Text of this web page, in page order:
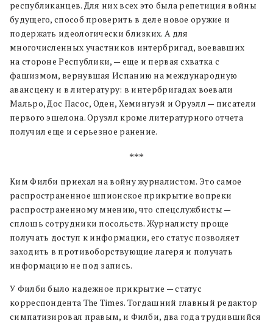
республиканцев. Для них всех это была репетиция войны
будущего, способ проверить в деле новое оружие и
подержать идеологически близких. А для
многочисленных участников интербригад, воевавших
на стороне Республики, — еще и первая схватка с
фашизмом, вернувшая Испанию на международную
авансцену и в литературу: в интербригадах воевали
Мальро, Дос Пасос, Оден, Хемингуэй и Оруэлл — писатели
первого эшелона. Оруэлл кроме литературного отчета
получил еще и серьезное ранение.
***
Ким Филби приехал на войну журналистом. Это самое
распространенное шпионское прикрытие вопреки
распространенному мнению, что спецслужбисты —
сплошь сотрудники посольств. Журналисту проще
получать доступ к информации, его статус позволяет
заходить в противоборствующие лагеря и получать
информацию не под запись.
У Филби было надежное прикрытие — статус
корреспондента The Times. Тогдашний главный редактор
симпатизировал правым, и Филби, два года трудившийся